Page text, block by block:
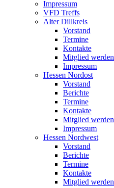
Impressum
VFD Treffs
Alter Dillkreis
Vorstand
Termine
Kontakte
Mitglied werden
Impressum
Hessen Nordost
Vorstand
Berichte
Termine
Kontakte
Mitglied werden
Impressum
Hessen Nordwest
Vorstand
Berichte
Termine
Kontakte
Mitglied werden